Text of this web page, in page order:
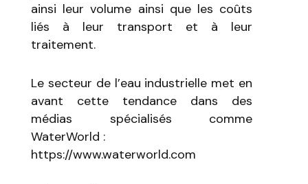
ainsi leur volume ainsi que les coûts
liés à leur transport et à leur
traitement.
Le secteur de l’eau industrielle met en
avant cette tendance dans des
médias spécialisés comme
WaterWorld :
https://www.waterworld.com